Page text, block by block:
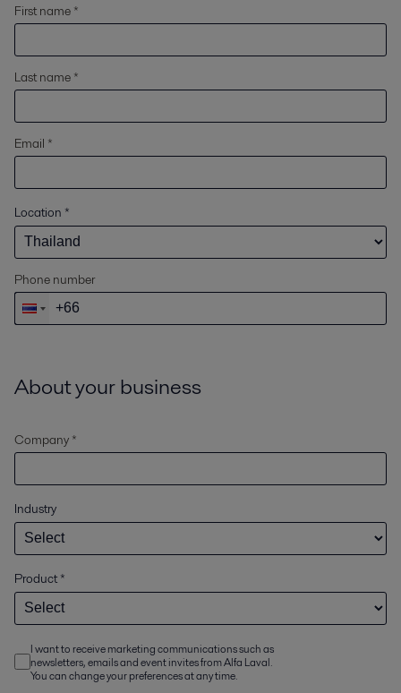
First name *
Last name *
Email *
Location *
Phone number
About your business
Company *
Industry
Product*
I want to receive marketing communications such as
newsletters, emails and event invites from Alfa Laval.
You can change your preferences at any time.